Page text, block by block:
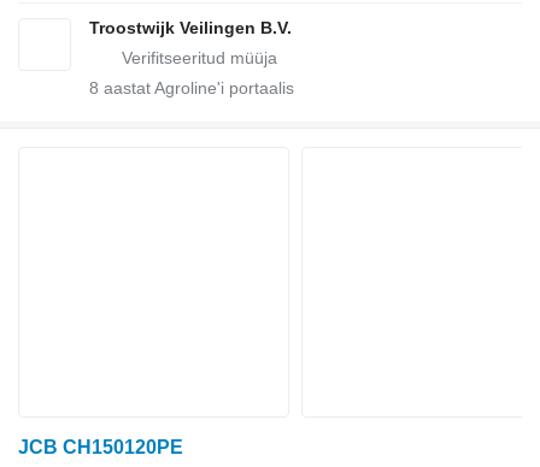
Troostwijk Veilingen B.V.
8 aastat Agroline'i portaalis
JCB CH150120PE